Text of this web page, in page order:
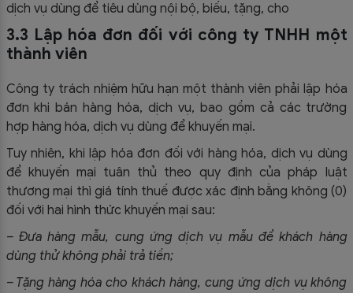
dịch vụ dùng để tiêu dùng nội bộ, biếu, tặng, cho
3.3 Lập hóa đơn đối với công ty TNHH một
thành viên
Công ty trách nhiệm hữu hạn một thành viên phải lập hóa
đơn khi bán hàng hóa, dịch vụ, bao gồm cả các trường
hợp hàng hóa, dịch vụ dùng để khuyến mại.
Tuy nhiên, khi lập hóa đơn đối với hàng hóa, dịch vụ dùng
để khuyến mại tuân thủ theo quy định của pháp luật
thương mại thì giá tính thuế được xác định bằng không (0)
đối với hai hình thức khuyến mại sau:
– Đưa hàng mẫu, cung ứng dịch vụ mẫu để khách hàng
dùng thử không phải trả tiền;
– Tặng hàng hóa cho khách hàng, cung ứng dịch vụ không